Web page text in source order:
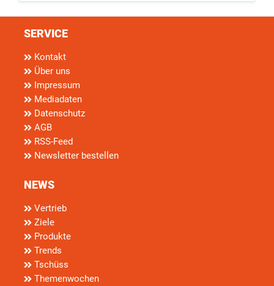
SERVICE
Kontakt
Über uns
Impressum
Mediadaten
Datenschutz
AGB
RSS-Feed
Newsletter bestellen
NEWS
Vertrieb
Ziele
Produkte
Trends
Tschüss
Themenwochen